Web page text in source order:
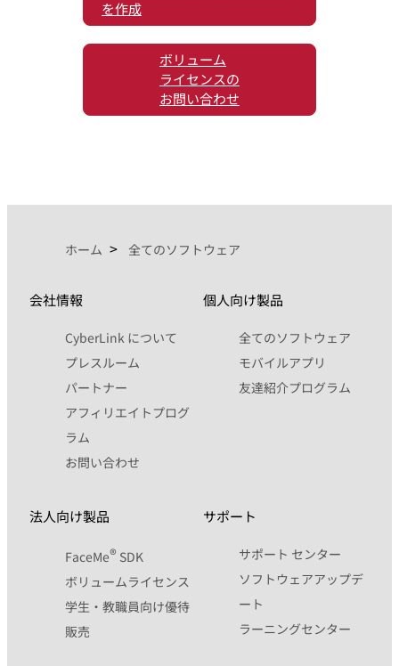
を作成
ボリューム
ライセンスの
お問い合わせ
ホーム 全てのソフトウェア
会社情報
CyberLink について
プレスルーム
パートナー
アフィリエイトプログ
ラム
お問い合わせ
個人向け製品
全てのソフトウェア
モバイルアプリ
友達紹介プログラム
法人向け製品
FaceMe® SDK
ボリュームライセンス
学生・教職員向け優待
販売
サポート
サポート センター
ソフトウェアアップデ
ート
ラーニングセンター